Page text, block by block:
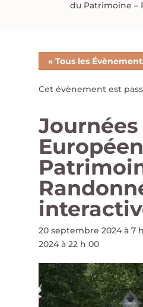
du Patrimoine –
« Tous les
Cet évènement est
Journées
20 septembre 2024 à 7
2024 à 22 h 00